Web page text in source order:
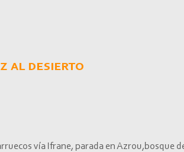
vía Ifrane, parada en Azrou,bosque
al desierto